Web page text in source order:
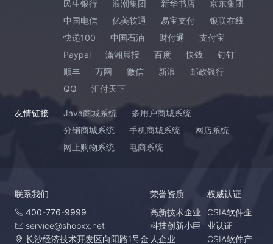
民生银行 浪潮集团 新华书店
京东集团
中国电信
亿美软通 易宝支付
银联在线
快递100
中国石油 财付通
支付宝
Paypal
潇湘晨报 百度 快钱
钉钉
顺丰
万网 微信 新浪
邮政银行
QQ
汇付天下
友情链接 Java商城系统
多用户商城系统
分销商城系统
手机商城系统
网店系统
网上购物系统
电商系统
联系我们
400-776-9999
service@shopxx.net
长沙经济技术开发区向阳路1号金
荣誉资质
高新技术企业
科技创新小巨
人企业
权威认证
CSIA软件企
业认证
CSIA软件产